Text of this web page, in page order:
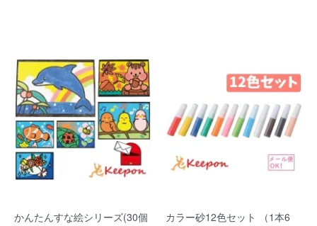
かんたんすな絵シリーズ(30個 カラー砂12色セット （1本6